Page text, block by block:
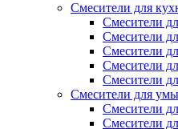
Смесители для
Смесители
Смесители
Смесители
Смесители
Смесители
Смесители для
Cмесители
Смесители